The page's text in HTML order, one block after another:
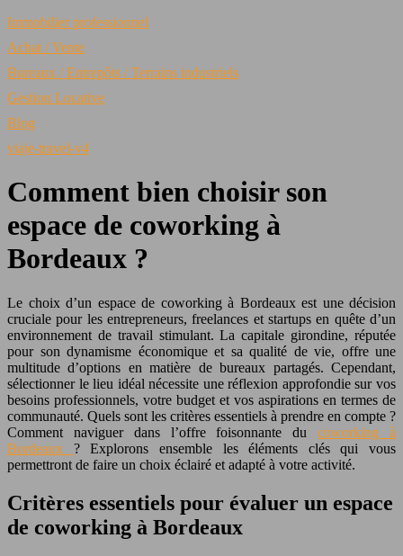
Immobilier professionnel
Achat / Vente
Bureaux / Entrepôts / Terrains industriels
Gestion Locative
Blog
viaje-travel-v4
Comment bien choisir son
espace de coworking à
Bordeaux ?
Le choix d’un espace de coworking à Bordeaux est une décision
cruciale pour les entrepreneurs, freelances et startups en quête d’un
environnement de travail stimulant. La capitale girondine, réputée
pour son dynamisme économique et sa qualité de vie, offre une
multitude d’options en matière de bureaux partagés. Cependant,
sélectionner le lieu idéal nécessite une réflexion approfondie sur vos
besoins professionnels, votre budget et vos aspirations en termes de
communauté. Quels sont les critères essentiels à prendre en compte ?
Comment naviguer dans l’offre foisonnante ducoworking à
Bordeaux ? Explorons ensemble les éléments clés qui vous
permettront de faire un choix éclairé et adapté à votre activité.
Critères essentiels pour évaluer un espace
de coworking à Bordeaux